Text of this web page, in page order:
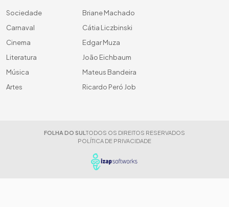
Sociedade
Carnaval
Cinema
Literatura
Música
Artes
Briane Machado
Cátia Liczbinski
Edgar Muza
João Eichbaum
Mateus Bandeira
Ricardo Peró Job
FOLHA DO SUL TODOS OS DIREITOS RESERVADOS
POLÍTICA DE PRIVACIDADE